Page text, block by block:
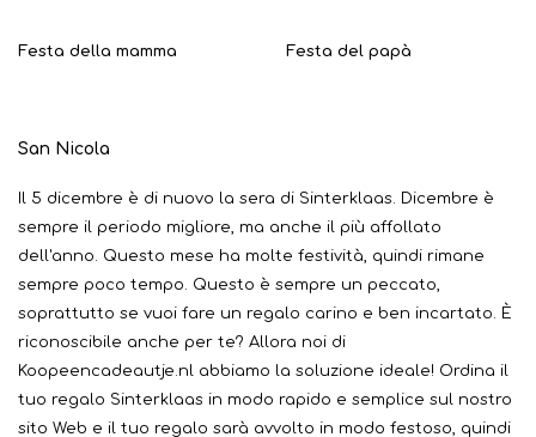
Festa della mamma Festa del papà
San Nicola
Il 5 dicembre è di nuovo la sera di Sinterklaas. Dicembre è
sempre il periodo migliore, ma anche il più affollato
dell'anno. Questo mese ha molte festività, quindi rimane
sempre poco tempo. Questo è sempre un peccato,
soprattutto se vuoi fare un regalo carino e ben incartato. È
riconoscibile anche per te? Allora noi di
Koopeencadeautje.nl abbiamo la soluzione ideale! Ordina il
tuo regalo Sinterklaas in modo rapido e semplice sul nostro
sito Web e il tuo regalo sarà avvolto in modo festoso, quindi